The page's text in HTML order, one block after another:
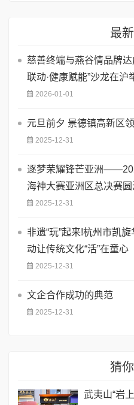
最
慈善终端与燕谷情品牌
联动·健康赋能”沙龙在沪
2026-01-01
元旦前夕 景德镇高新区
2025-12-31
逐梦荣耀锋芒亚洲
海神大赛亚洲区总决赛
2025-12-31
非遗“玩”起来!杭州市凯
动让传统文化“活”在童心
2025-12-31
文企合作成功的典范
2025-12-31
猜
武夷山“岩